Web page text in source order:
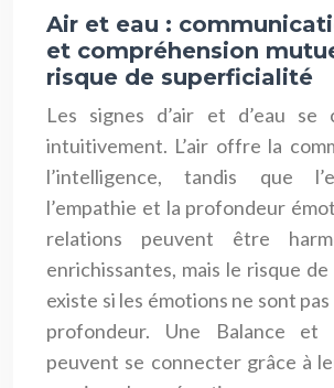
Air et eau :
et compréhension
risque de superficialité
Les signes d’air et d’eau se
intuitivement. L’air offre la
l’intelligence, tandis que
l’empathie et la profondeur
relations peuvent être
enrichissantes, mais le risque
existe si les émotions ne sont
profondeur. Une Balance et
peuvent se connecter grâce à